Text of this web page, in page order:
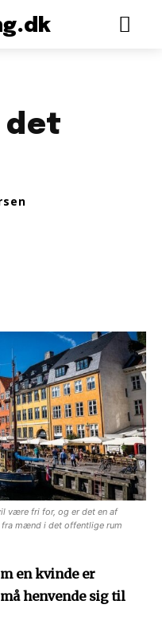
det
være fri for, og er det en af
fra mænd i det offentlige rum
en kvinde er
henvende sig til